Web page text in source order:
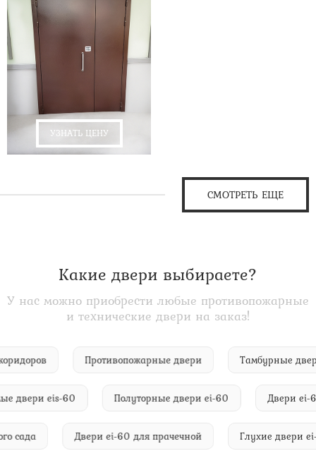
УЗНАТЬ ЦЕНУ
СМОТРЕТЬ ЕЩЕ
Какие двери выбираете?
У нас можно приобрести любые противопожарные
и технические двери на заказ!
коридоров Противопожарные двери Тамбурные
eis-60 Полуторные двери ei-60 Двери ei-60
сада Двери ei-60 для прачечной Глухие